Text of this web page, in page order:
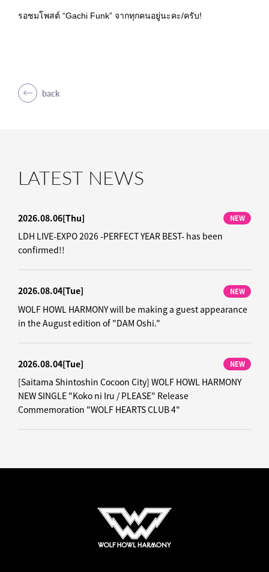
รอชมโพสต์ “Gachi Funk” จากทุกคนอยู่นะคะ/ครับ!
back
LATEST NEWS
2026.08.06[Thu] NEW
LDH LIVE-EXPO 2026 -PERFECT YEAR BEST- has been
confirmed!!
2026.08.04[Tue] NEW
WOLF HOWL HARMONY will be making a guest appearance
in the August edition of "DAM Oshi."
2026.08.04[Tue] NEW
[Saitama Shintoshin Cocoon City] WOLF HOWL HARMONY
NEW SINGLE "Koko ni Iru / PLEASE" Release
Commemoration "WOLF HEARTS CLUB 4"